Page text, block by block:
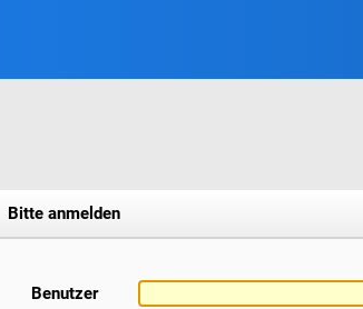
Bitte anmelden
Benutzer